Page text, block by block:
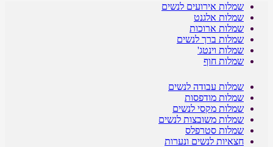
שמלות אירועים לנשים
שמלות אלגנט
שמלות ארוכות
שמלות ברך לנשים
שמלות וינטג'
שמלות חוף
שמלות עבודה לנשים
שמלות מודפסות
שמלות מקסי לנשים
שמלות משובצות לנשים
שמלות סטרפלס
חצאיות לנשים ונערות